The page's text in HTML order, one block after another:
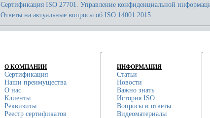
Сертификация ISO 27701. Управление конфиденциальной
Ответы на актуальные вопросы об ISO 14001:2015.
О КОМПАНИИ
Сертификация
Наши преимущества
О нас
Клиенты
Реквизиты
Реестр сертификатов
ИНФОРМАЦИЯ
Статьи
Новости
Важно знать
История ISO
Вопросы и ответы
Видеоматериалы